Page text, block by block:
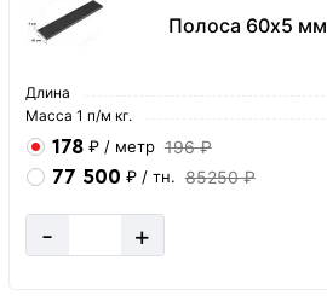
Полоса 60х5 мм
Длина
Масса 1 п/м кг.
178 ₽ / метр 196 ₽
77 500 ₽ / тн. 85250 ₽
- +